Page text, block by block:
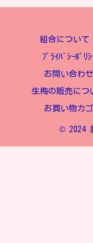
組合について
ﾌﾟﾗｲﾊﾞｼｰﾎﾟﾘｼ
お問い合わせ
生梅の販売につ
お買い物カゴ
© 2024